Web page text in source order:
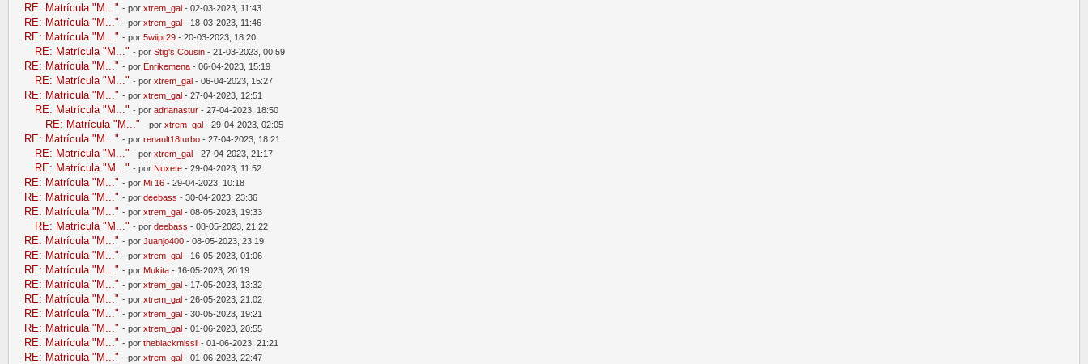
RE: Matrícula "M..." - por xtrem_gal - 02-03-2023, 11:43
RE: Matrícula "M..." - por xtrem_gal - 18-03-2023, 11:46
RE: Matrícula "M..." - por 5wiipr29 - 20-03-2023, 18:20
RE: Matrícula "M..." - por Stig's Cousin - 21-03-2023, 00:59
RE: Matrícula "M..." - por Enrikemena - 06-04-2023, 15:19
RE: Matrícula "M..." - por xtrem_gal - 06-04-2023, 15:27
RE: Matrícula "M..." - por xtrem_gal - 27-04-2023, 12:51
RE: Matrícula "M..." - por adrianastur - 27-04-2023, 18:50
RE: Matrícula "M..." - por xtrem_gal - 29-04-2023, 02:05
RE: Matrícula "M..." - por renault18turbo - 27-04-2023, 18:21
RE: Matrícula "M..." - por xtrem_gal - 27-04-2023, 21:17
RE: Matrícula "M..." - por Nuxete - 29-04-2023, 11:52
RE: Matrícula "M..." - por Mi 16 - 29-04-2023, 10:18
RE: Matrícula "M..." - por deebass - 30-04-2023, 23:36
RE: Matrícula "M..." - por xtrem_gal - 08-05-2023, 19:33
RE: Matrícula "M..." - por deebass - 08-05-2023, 21:22
RE: Matrícula "M..." - por Juanjo400 - 08-05-2023, 23:19
RE: Matrícula "M..." - por xtrem_gal - 16-05-2023, 01:06
RE: Matrícula "M..." - por Mukita - 16-05-2023, 20:19
RE: Matrícula "M..." - por xtrem_gal - 17-05-2023, 13:32
RE: Matrícula "M..." - por xtrem_gal - 26-05-2023, 21:02
RE: Matrícula "M..." - por xtrem_gal - 30-05-2023, 19:21
RE: Matrícula "M..." - por xtrem_gal - 01-06-2023, 20:55
RE: Matrícula "M..." - por theblackmissil - 01-06-2023, 21:21
RE: Matrícula "M..." - por xtrem_gal - 01-06-2023, 22:47